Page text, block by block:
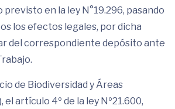
en la ley N°19.296, pasando
los efectos legales, por dicha
del correspondiente depósito ante
de Biodiversidad y Áreas
el artículo 4º de la ley Nº21.600,